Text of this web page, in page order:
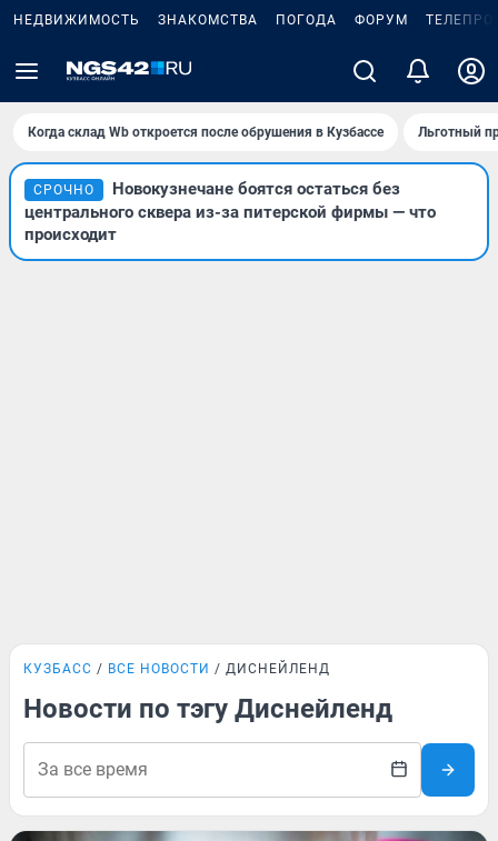
НЕДВИЖИМОСТЬ ЗНАКОМСТВА ПОГОДА ФОРУМ
Когда склад Wb откроется после обрушения в Кузбассе Льготный
СРОЧНО
Новокузнечане боятся остаться без
центрального сквера из-за питерской фирмы — что
происходит
КУЗБАСС ВСЕ НОВОСТИ ДИСНЕЙЛЕНД
Новости по тэгу Диснейленд